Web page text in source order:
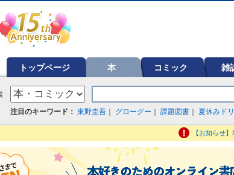
トップページ 本 コミック 雑
注目のキーワード： 東野圭吾 グローグー 課題図書 夏休みド
【お知らせ